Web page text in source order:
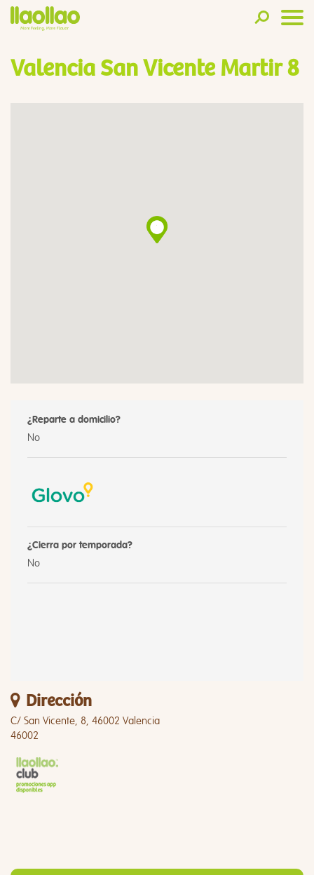
Valencia San Vicente Martir 8
¿Reparte a domicilio?
No
¿Cierra por temporada?
No
Dirección
C/ San Vicente, 8, 46002 Valencia
46002